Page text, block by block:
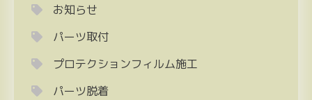
お知らせ
パーツ取付
プロテクションフィルム施工
パーツ脱着